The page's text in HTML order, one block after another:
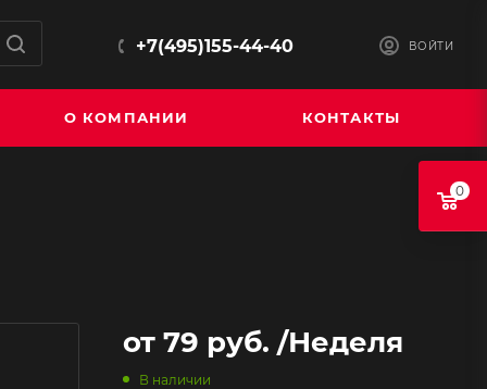
ВОЙТИ
+7(495)155-44-40
О КОМПАНИИ КОНТАКТЫ
от 79 руб. /Неделя
В наличии
0